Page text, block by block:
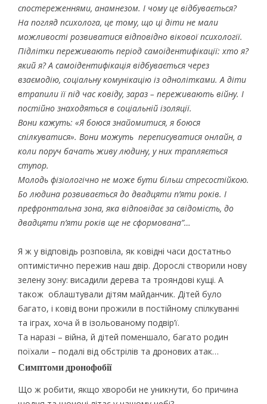
спостереженнями, анамнезом. І чому це відбувається?
На погляд психолога, це тому, що ці діти не мали
можливості розвиватися відповідно вікової психології.
Підлітки переживають період самоідентифікації: хто я?
який я? А самоідентифікація відбувається через
взаємодію, соціальну комунікацію із однолітками. А діти
втрапили її під час ковіду, зараз – переживають війну. І
постійно знаходяться в соціальній ізоляції.
Вони кажуть: «Я боюся знайомитися, я боюся
спілкуватися». Вони можуть переписуватися онлайн, а
коли поруч бачать живу людину, у них трапляється
ступор.
Молодь фізіологічно не може бути більш стресостійкою.
Бо людина розвивається до двадцяти п’яти років. І
префронтальна зона, яка відповідає за свідомість, до
двадцяти п’яти років ще не сформована”…
Я ж у відповідь розповіла, як ковідні часи достатньо
оптимістично пережив наш двір. Дорослі створили нову
зелену зону: висадили дерева та трояндові кущі. А
також облаштували дітям майданчик. Дітей було
багато, і ковід вони прожили в постійному спілкуванні
та іграх, хоча й в ізольованому подвір’ї.
Та наразі – війна, й дітей поменшало, багато родин
поїхали – подалі від обстрілів та дронових атак…
Симптоми дронофобії
Що ж робити, якщо хвороби не уникнути, бо причина